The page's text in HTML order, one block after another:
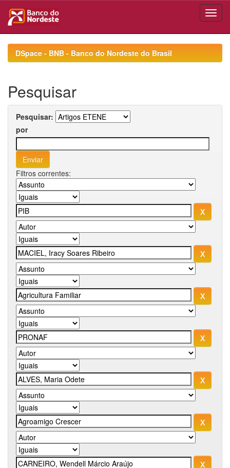
navigationDSpace - BNB - Banco do Nordeste do Brasil
Pesquisar
Pesquisar:
por
Filtros correntes: